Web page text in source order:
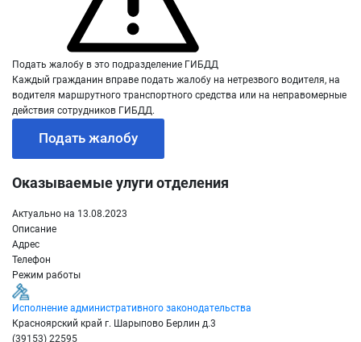
Подать жалобу в это подразделение ГИБДД
Каждый гражданин вправе подать жалобу на нетрезвого водителя, на
водителя маршрутного транспортного средства или на неправомерные
действия сотрудников ГИБДД.
Подать жалобу
Оказываемые улуги отделения
Актуально на 13.08.2023
Описание
Адрес
Телефон
Режим работы
Исполнение административного законодательства
Красноярский край г. Шарыпово Берлин д.3
(39153) 22595